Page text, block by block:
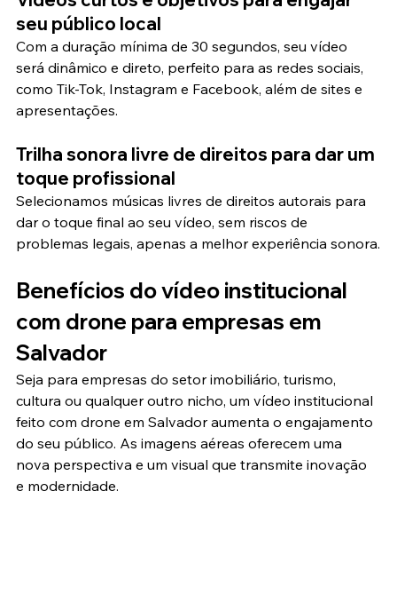
seu público local
Com a duração mínima de 30 segundos, seu vídeo
será dinâmico e direto, perfeito para as redes sociais,
como Tik-Tok, Instagram e Facebook, além de sites e
apresentações.
Trilha sonora livre de direitos para dar um
toque profissional
Selecionamos músicas livres de direitos autorais para
dar o toque final ao seu vídeo, sem riscos de
problemas legais, apenas a melhor experiência sonora.
Benefícios do vídeo institucional
com drone para empresas em
Salvador
Seja para empresas do setor imobiliário, turismo,
cultura ou qualquer outro nicho, um vídeo institucional
feito com drone em Salvador aumenta o engajamento
do seu público. As imagens aéreas oferecem uma
nova perspectiva e um visual que transmite inovação
e modernidade.